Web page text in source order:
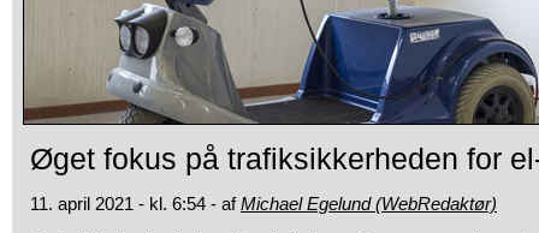
Øget fokus på trafiksikkerheden for
11. april 2021 - kl. 6:54 - afMichael Egelund (WebRedaktør)